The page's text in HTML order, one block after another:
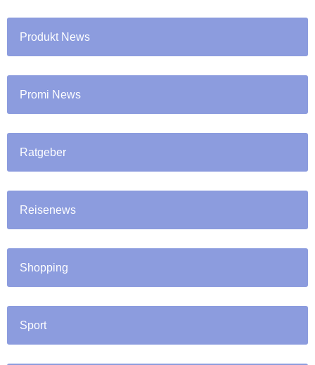
Produkt News
Promi News
Ratgeber
Reisenews
Shopping
Sport